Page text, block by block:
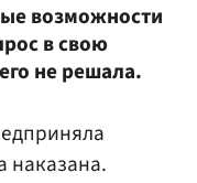
возможности
в свою
не решала.
наказана.